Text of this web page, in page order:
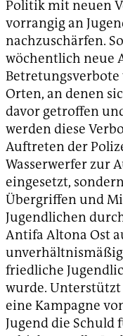
Politik mit neuen
vorrangig an
nachzuschärfen.
wöchentlich neue
Betretungsverbote
Orten, an denen
davor getroffen
werden diese
Auftreten der
Wasserwerfer zur
eingesetzt,
Übergriffen und
Jugendlichen
Antifa Altona Ost
friedliche
wurde. Unterstützt
eine Kampagne
Jugend die Schuld